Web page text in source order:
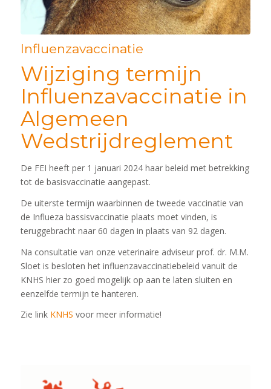
Influenzavaccinatie
Wijziging termijn
Influenzavaccinatie in
Algemeen
Wedstrijdreglement
De FEI heeft per 1 januari 2024 haar beleid met betrekking
tot de basisvaccinatie aangepast.
De uiterste termijn waarbinnen de tweede vaccinatie van
de Influeza bassisvaccinatie plaats moet vinden, is
teruggebracht naar 60 dagen in plaats van 92 dagen.
Na consultatie van onze veterinaire adviseur prof. dr. M.M.
Sloet is besloten het influenzavaccinatiebeleid vanuit de
KNHS hier zo goed mogelijk op aan te laten sluiten en
eenzelfde termijn te hanteren.
Zie link KNHS voor meer informatie!